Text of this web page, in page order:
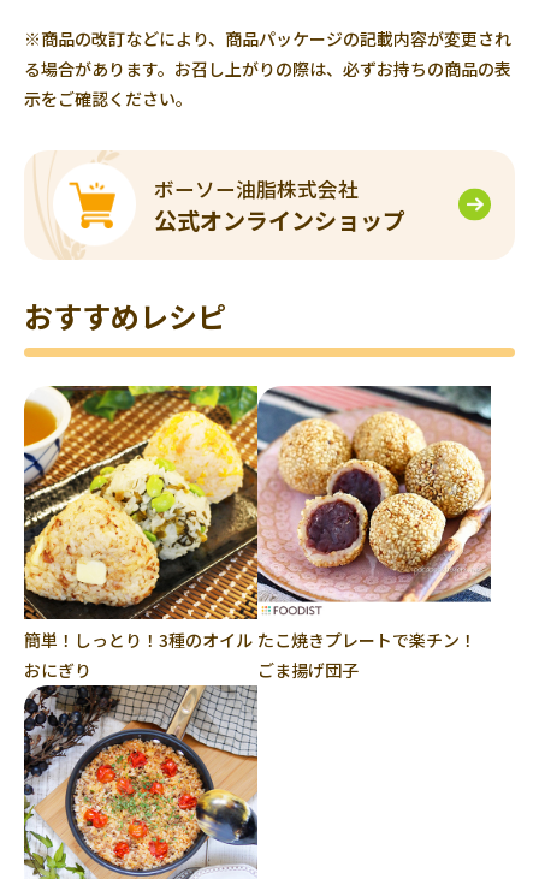
※商品の改訂などにより、商品パッケージの記載内容が変更され
る場合があります。お召し上がりの際は、必ずお持ちの商品の表
示をご確認ください。
ボーソー油脂株式会社
公式オンラインショップ
おすすめレシピ
簡単！しっとり！3種のオイル
おにぎり
たこ焼きプレートで楽チン！
ごま揚げ団子